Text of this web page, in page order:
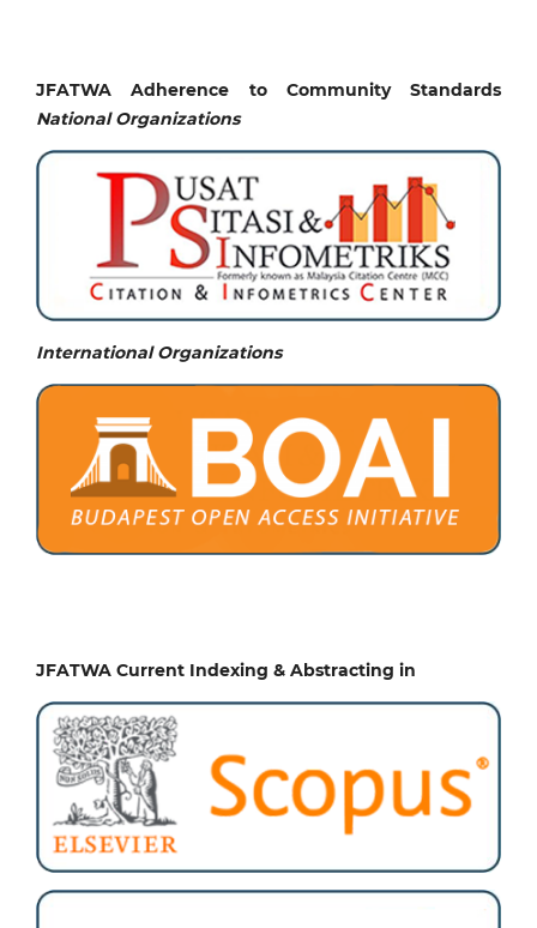
JFATWA Adherence to Community Standards
National Organizations
International Organizations
JFATWA Current Indexing & Abstracting in